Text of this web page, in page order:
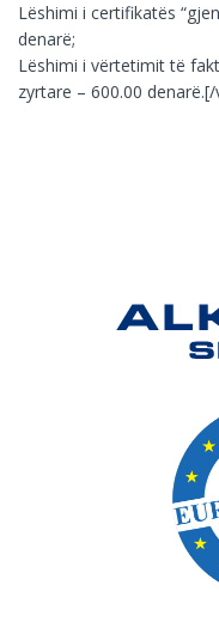
Lëshimi i certifikatës
denarë;
Lëshimi i vërtetimit të
zyrtare – 600.00